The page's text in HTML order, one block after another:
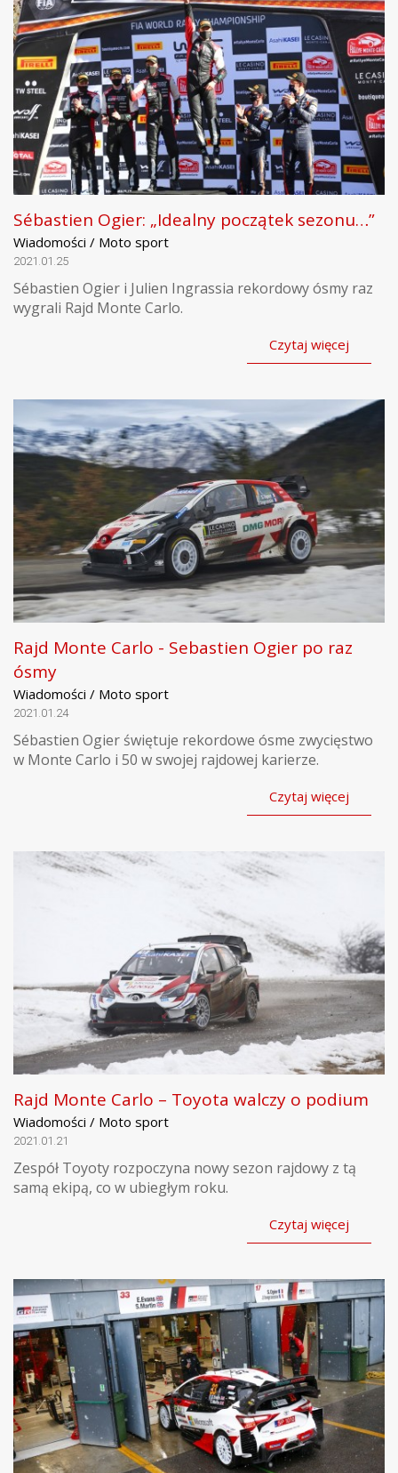
Sébastien Ogier: „Idealny początek sezonu…”
Wiadomości / Moto sport
2021.01.25
Sébastien Ogier i Julien Ingrassia rekordowy ósmy raz
wygrali Rajd Monte Carlo.
Czytaj więcej
Rajd Monte Carlo - Sebastien Ogier po raz
ósmy
Wiadomości / Moto sport
2021.01.24
Sébastien Ogier świętuje rekordowe ósme zwycięstwo
w Monte Carlo i 50 w swojej rajdowej karierze.
Czytaj więcej
Rajd Monte Carlo – Toyota walczy o podium
Wiadomości / Moto sport
2021.01.21
Zespół Toyoty rozpoczyna nowy sezon rajdowy z tą
samą ekipą, co w ubiegłym roku.
Czytaj więcej